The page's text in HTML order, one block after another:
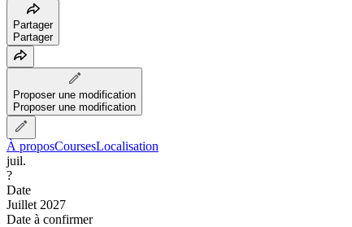
Partager
Partager
Proposer une modification
Proposer une modification
À proposCoursesLocalisation
juil.
?
Date
Juillet 2027
Date à confirmer